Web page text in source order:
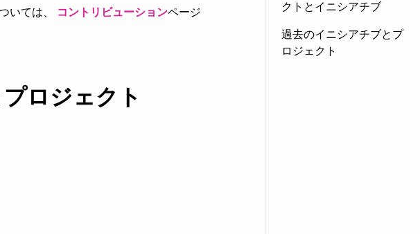
クトとイニシアチブ
過去のイニシアチブとプ
ロジェクト
いては、 コントリビューションページ
ロジェクト